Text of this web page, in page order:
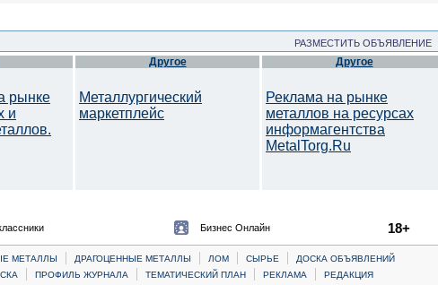
РАЗМЕСТИТЬ ОБЪЯВЛЕНИЕ
рынке
и
Другое
Металлургический
маркетплейс
Другое
Реклама на рынке
металлов на ресурсах
информагентства
MetalTorg.Ru
Бизнес Онлайн 18+
МЕТАЛЛЫ | ДРАГОЦЕННЫЕ МЕТАЛЛЫ | ЛОМ | CЫРЬЕ |
ДОСКА ОБЪЯВЛЕНИЙ
| ПРОФИЛЬ ЖУРНАЛА | ТЕМАТИЧЕСКИЙ ПЛАН | РЕКЛАМА | РЕДАКЦИЯ